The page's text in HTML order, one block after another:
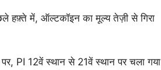
हफ़्ते में, ऑल्टकॉइन का मूल्य तेज़ी से गिरा
PI 12वें स्थान से 21वें स्थान पर चला गया